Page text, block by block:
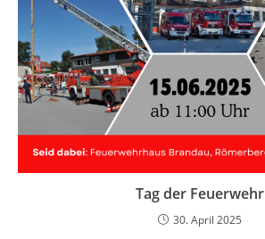
Tag der Feuerwehr
30. April 2025